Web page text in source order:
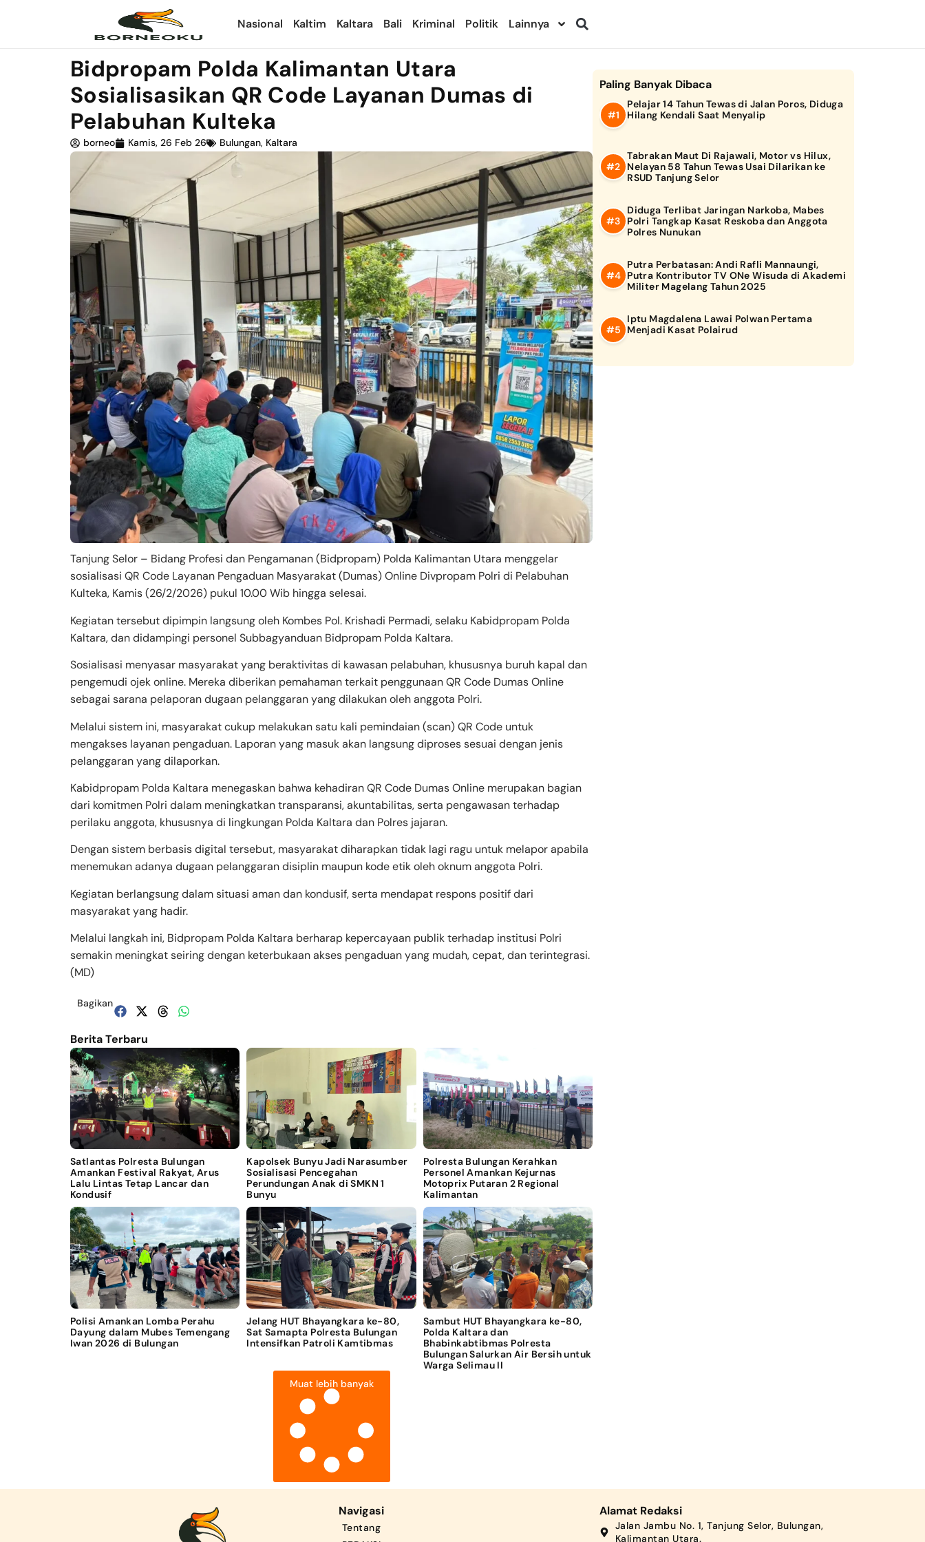
Nasional Kaltim Kaltara Bali Kriminal Politik Lainnya
Bidpropam Polda Kalimantan Utara
Sosialisasikan QR Code Layanan Dumas di
Pelabuhan Kulteka
borneo Kamis, 26 Feb 26 Bulungan, Kaltara
Tanjung Selor – Bidang Profesi dan Pengamanan (Bidpropam) Polda Kalimantan Utara menggelar
sosialisasi QR Code Layanan Pengaduan Masyarakat (Dumas) Online Divpropam Polri di Pelabuhan
Kulteka, Kamis (26/2/2026) pukul 10.00 Wib hingga selesai.
Kegiatan tersebut dipimpin langsung oleh Kombes Pol. Krishadi Permadi, selaku Kabidpropam Polda
Kaltara, dan didampingi personel Subbagyanduan Bidpropam Polda Kaltara.
Sosialisasi menyasar masyarakat yang beraktivitas di kawasan pelabuhan, khususnya buruh kapal dan
pengemudi ojek online. Mereka diberikan pemahaman terkait penggunaan QR Code Dumas Online
sebagai sarana pelaporan dugaan pelanggaran yang dilakukan oleh anggota Polri.
Melalui sistem ini, masyarakat cukup melakukan satu kali pemindaian (scan) QR Code untuk
mengakses layanan pengaduan. Laporan yang masuk akan langsung diproses sesuai dengan jenis
pelanggaran yang dilaporkan.
Kabidpropam Polda Kaltara menegaskan bahwa kehadiran QR Code Dumas Online merupakan bagian
dari komitmen Polri dalam meningkatkan transparansi, akuntabilitas, serta pengawasan terhadap
perilaku anggota, khususnya di lingkungan Polda Kaltara dan Polres jajaran.
Dengan sistem berbasis digital tersebut, masyarakat diharapkan tidak lagi ragu untuk melapor apabila
menemukan adanya dugaan pelanggaran disiplin maupun kode etik oleh oknum anggota Polri.
Kegiatan berlangsung dalam situasi aman dan kondusif, serta mendapat respons positif dari
masyarakat yang hadir.
Melalui langkah ini, Bidpropam Polda Kaltara berharap kepercayaan publik terhadap institusi Polri
semakin meningkat seiring dengan keterbukaan akses pengaduan yang mudah, cepat, dan terintegrasi.
(MD)
Bagikan
Berita Terbaru
Satlantas Polresta Bulungan
Amankan Festival Rakyat, Arus
Lalu Lintas Tetap Lancar dan
Kondusif
Kapolsek Bunyu Jadi Narasumber
Sosialisasi Pencegahan
Perundungan Anak di SMKN 1
Bunyu
Polresta Bulungan Kerahkan
Personel Amankan Kejurnas
Motoprix Putaran 2 Regional
Kalimantan
Polisi Amankan Lomba Perahu
Dayung dalam Mubes Temengang
Iwan 2026 di Bulungan
Jelang HUT Bhayangkara ke-80,
Sat Samapta Polresta Bulungan
Intensifkan Patroli Kamtibmas
Sambut HUT Bhayangkara ke-80,
Polda Kaltara dan
Bhabinkabtibmas Polresta
Bulungan Salurkan Air Bersih untuk
Warga Selimau II
Muat lebih banyak
Paling Banyak Dibaca
Pelajar 14 Tahun Tewas di Jalan Poros, Diduga
Hilang Kendali Saat Menyalip
Tabrakan Maut Di Rajawali, Motor vs Hilux,
Nelayan 58 Tahun Tewas Usai Dilarikan ke
RSUD Tanjung Selor
Diduga Terlibat Jaringan Narkoba, Mabes
Polri Tangkap Kasat Reskoba dan Anggota
Polres Nunukan
Putra Perbatasan: Andi Rafli Mannaungi,
Putra Kontributor TV ONe Wisuda di Akademi
Militer Magelang Tahun 2025
Iptu Magdalena Lawai Polwan Pertama
Menjadi Kasat Polairud
Navigasi
Tentang
Alamat Redaksi
Jalan Jambu No. 1, Tanjung Selor, Bulungan,
Kalimantan Utara.